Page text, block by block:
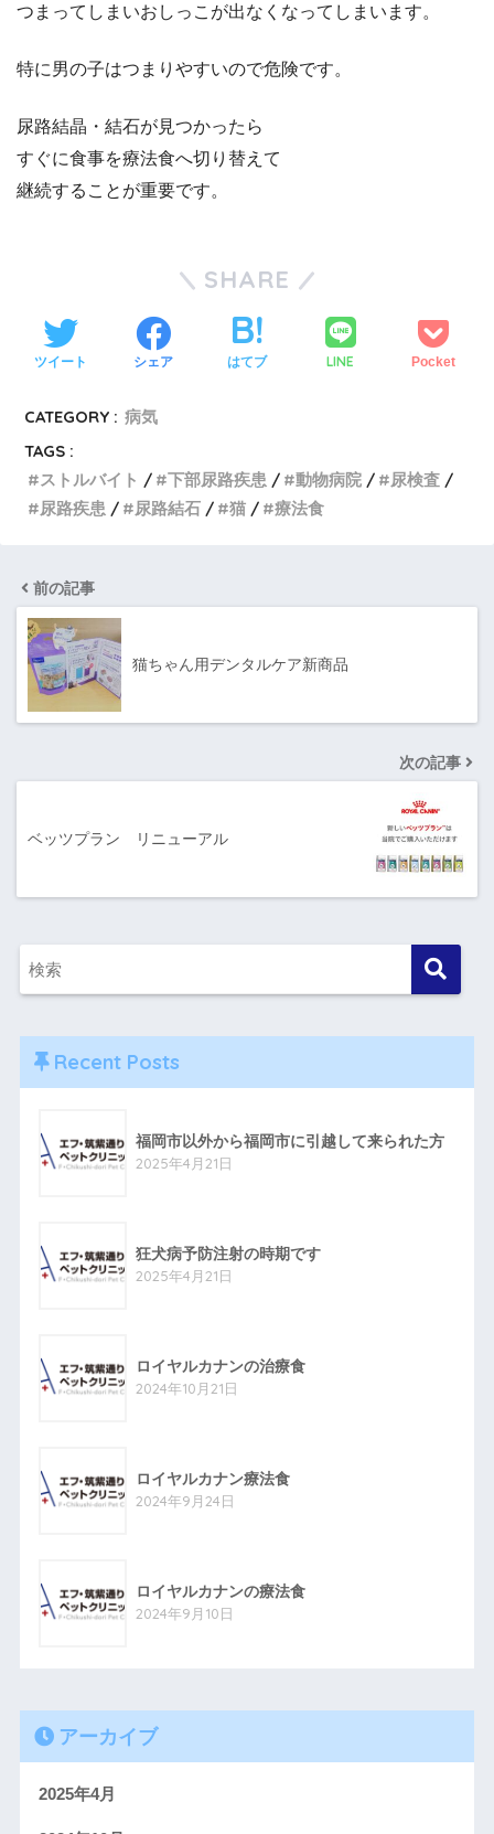
つまってしまいおしっこが出なくなってしまいます。
特に男の子はつまりやすいので危険です。
尿路結晶・結石が見つかったら
すぐに食事を療法食へ切り替えて
継続することが重要です。
SHARE
ツイート シェア はてブ LINE Pocket
CATEGORY : 病気
TAGS :
ストルバイト
下部尿路疾患 動物病院
尿検査
尿路疾患
尿路結石 猫 療法食
前の記事
猫ちゃん用デンタルケア新商品
次の記事
ベッツプラン リニューアル
Recent Posts
福岡市以外から福岡市に引越して来られた方
2025年4月21日
狂犬病予防注射の時期です
2025年4月21日
ロイヤルカナンの治療食
2024年10月21日
ロイヤルカナン療法食
2024年9月24日
ロイヤルカナンの療法食
2024年9月10日
アーカイブ
2025年4月